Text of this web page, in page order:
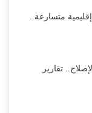
متسارعة..
تقارير